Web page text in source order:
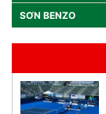
SƠN BENZO